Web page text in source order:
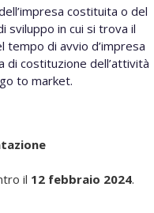
costituita o del
in cui si trova il
di avvio d’impresa
di costituzione dell’attività
to market.
il 12 febbraio 2024.